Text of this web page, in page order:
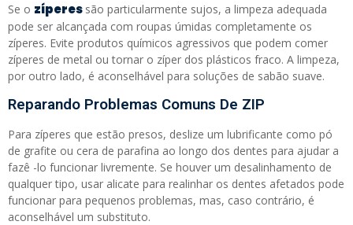
Se o zíperes são particularmente sujos, a limpeza adequada
pode ser alcançada com roupas úmidas completamente os
zíperes. Evite produtos químicos agressivos que podem comer
zíperes de metal ou tornar o zíper dos plásticos fraco. A limpeza,
por outro lado, é aconselhável para soluções de sabão suave.
Reparando Problemas Comuns De ZIP
Para zíperes que estão presos, deslize um lubrificante como pó
de grafite ou cera de parafina ao longo dos dentes para ajudar a
fazê -lo funcionar livremente. Se houver um desalinhamento de
qualquer tipo, usar alicate para realinhar os dentes afetados pode
funcionar para pequenos problemas, mas, caso contrário, é
aconselhável um substituto.